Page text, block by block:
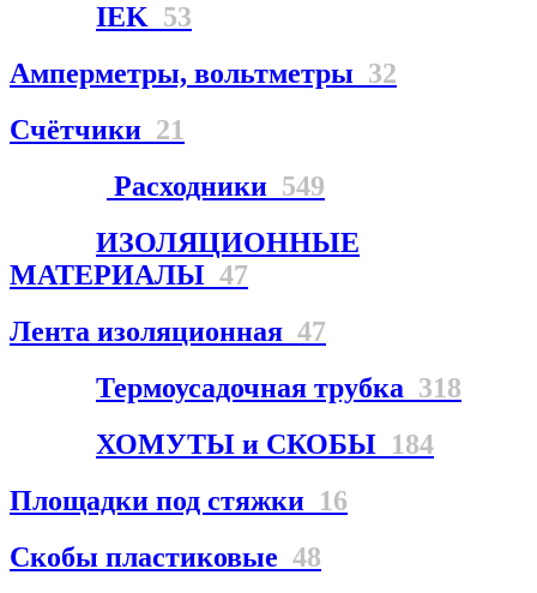
IEK 53
Амперметры, вольтметры 32
Счётчики 21
Расходники 549
ИЗОЛЯЦИОННЫЕ
МАТЕРИАЛЫ 47
Лента изоляционная 47
Термоусадочная трубка 318
ХОМУТЫ и СКОБЫ 184
Площадки под стяжки 16
Скобы пластиковые 48